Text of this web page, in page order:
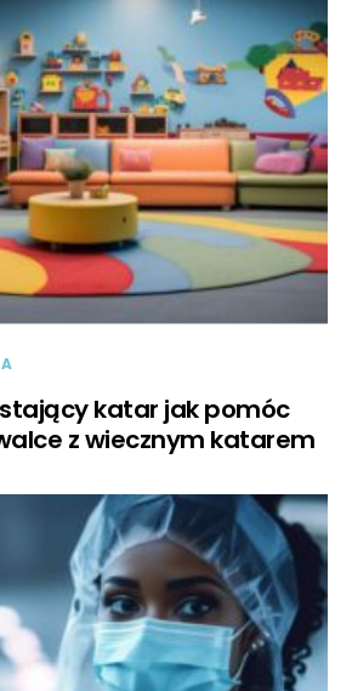
katar jak pomóc
z wiecznym katarem